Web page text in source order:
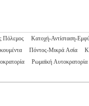
Πόλεμος
Κατοχή-Αντίσταση-
Πόντος-Μικρά Ασία
Ρωμαϊκή Αυτοκρατορία